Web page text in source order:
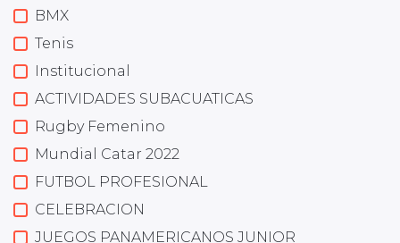
BMX
Tenis
Institucional
ACTIVIDADES SUBACUATICAS
Rugby Femenino
Mundial Catar 2022
FUTBOL PROFESIONAL
CELEBRACION
JUEGOS PANAMERICANOS JUNIOR